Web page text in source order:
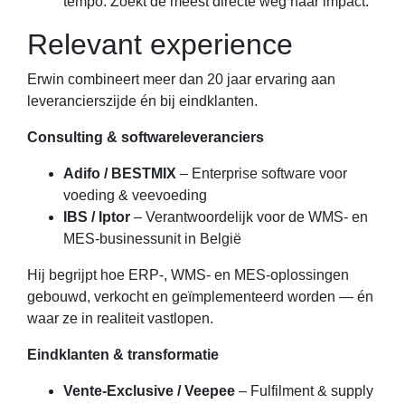
Relevant experience
Erwin combineert meer dan 20 jaar ervaring aan
leverancierszijde én bij eindklanten.
Consulting & softwareleveranciers
Adifo / BESTMIX – Enterprise software voor
voeding & veevoeding
IBS / Iptor – Verantwoordelijk voor de WMS- en
MES-businessunit in België
Hij begrijpt hoe ERP-, WMS- en MES-oplossingen
gebouwd, verkocht en geïmplementeerd worden — én
waar ze in realiteit vastlopen.
Eindklanten & transformatie
Vente-Exclusive / Veepee – Fulfilment & supply